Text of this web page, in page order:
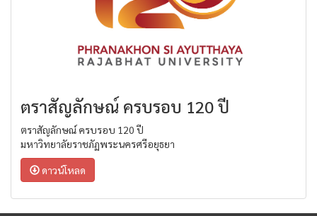
ตราสัญลักษณ์ ครบรอบ 120 ปี
ตราสัญลักษณ์ ครบรอบ 120 ปี
มหาวิทยาลัยราชภัฏพระนครศรีอยุธยา
ดาวน์โหลด